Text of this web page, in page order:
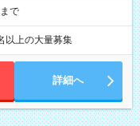
で
以上の大量募集
詳細へ